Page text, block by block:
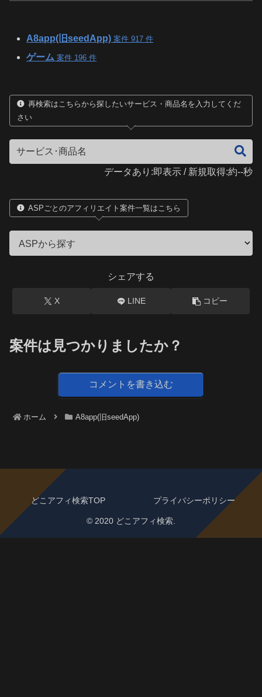
A8app(旧seedApp) 案件 917 件
ゲーム 案件 196 件
再検索はこちらから探したいサービス・商品名を入力してくだ
さい
データあり:即表示 / 新規取得:約--秒
ASPごとのアフィリエイト案件一覧はこちら
シェアする
X LINE コピー
案件は見つかりましたか？
コメントを書き込む
ホーム A8app(旧seedApp)
どこアフィ検索TOP プライバシーポリシー
© 2020 どこアフィ検索.